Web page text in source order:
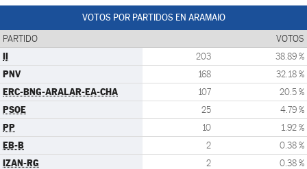
VOTOS POR PARTIDOS EN ARAMAIO
PARTIDO VOTOS
II 203 38.89 %
PNV 168 32.18 %
ERC-BNG-ARALAR-EA-CHA 107 20.5 %
PSOE 25 4.79 %
PP 10 1.92 %
EB-B 2 0.38 %
IZAN-RG 2 0.38 %